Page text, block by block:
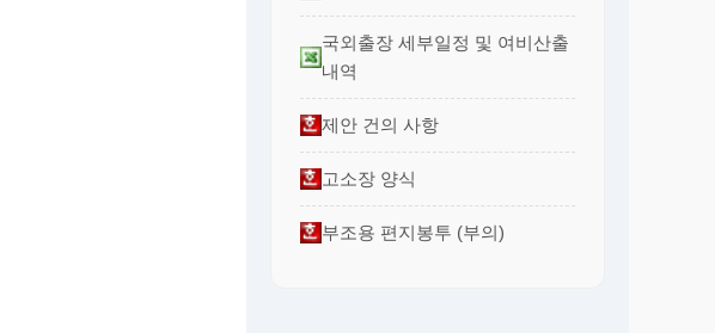
국외출장 세부일정 및 여비산출
내역
제안 건의 사항
고소장 양식
부조용 편지봉투 (부의)